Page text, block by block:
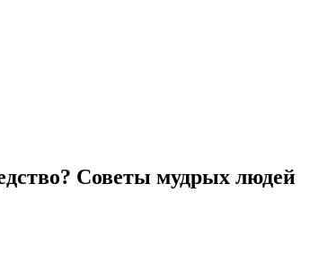
Советы мудрых людей